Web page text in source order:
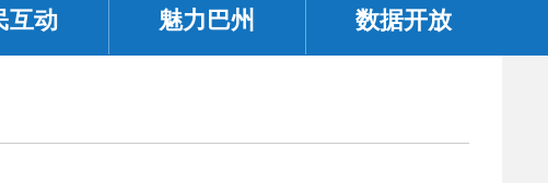
互动 魅力巴州 数据开放